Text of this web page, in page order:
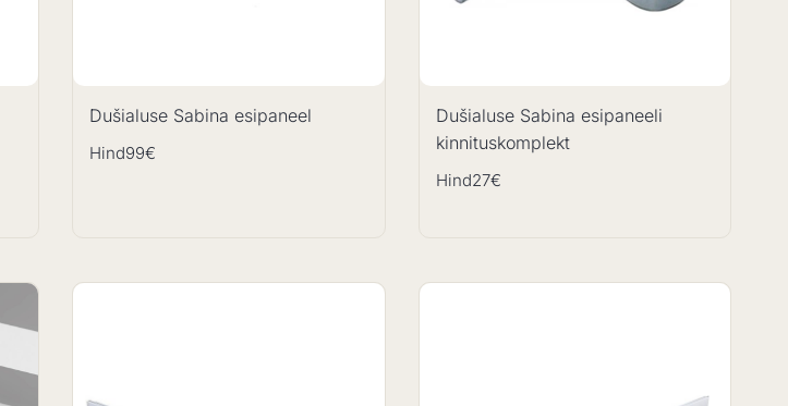
Dušialuse Sabina esipaneel
Hind99€
Dušialuse Sabina esipaneeli
kinnituskomplekt
Hind27€